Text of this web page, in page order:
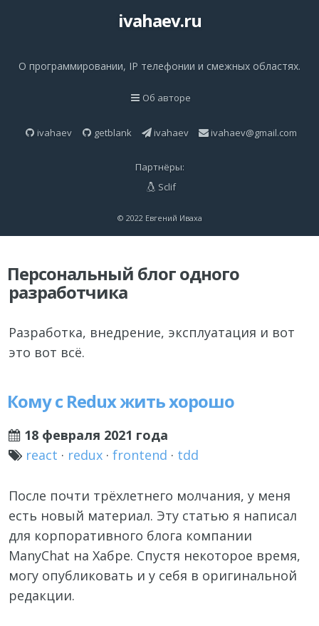
ivahaev.ru
О программировании, IP телефонии и смежных областях.
Об авторе
ivahaev getblank ivahaev ivahaev@gmail.com
Партнёры:
Sclif
© 2022 Евгений Иваха
Персональный блог одного
разработчика
Разработка, внедрение, эксплуатация и вот
это вот всё.
Кому с Redux жить хорошо
18 февраля 2021 года
react · redux · frontend · tdd
После почти трёхлетнего молчания, у меня
есть новый материал. Эту статью я написал
для корпоративного блога компании
ManyChat на Хабре. Спустя некоторое время,
могу опубликовать и у себя в оригинальной
редакции.